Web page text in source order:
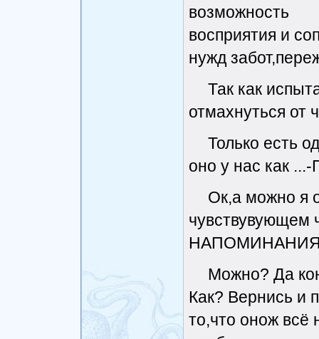
возможность
восприятия и
нужд
Так как
отмахнуться от
Только есть
оно у нас как
Ок,а можно я
Можно? Да
Как? Вернись и
то,что онож всё